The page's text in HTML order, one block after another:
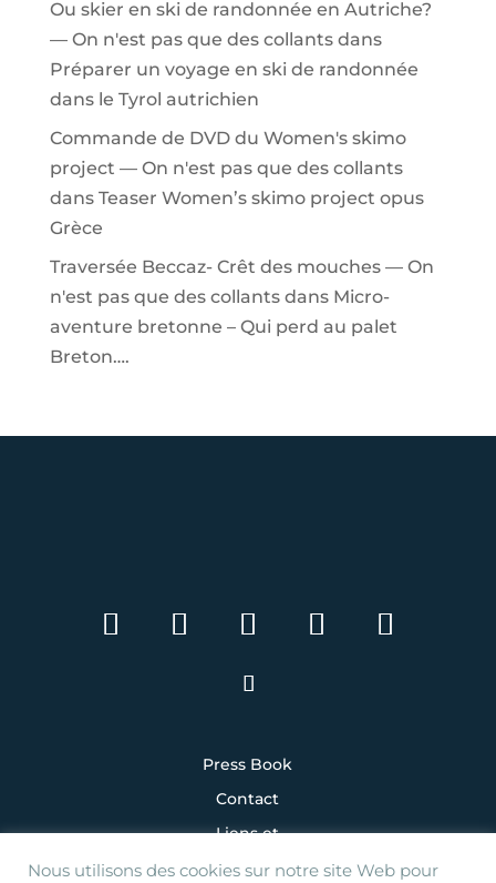
Ou skier en ski de randonnée en Autriche?
— On n'est pas que des collantsdans
Préparer un voyage en ski de randonnée
dans le Tyrol autrichien
Commande de DVD du Women's skimo
project — On n'est pas que des collants
dans Teaser Women’s skimo project opus
Grèce
Traversée Beccaz- Crêt des mouches — On
n'est pas que des collantsdans Micro-
aventure bretonne – Qui perd au palet
Breton….
Press Book
Contact
Liens et
Nous utilisons des cookies sur notre site Web pour